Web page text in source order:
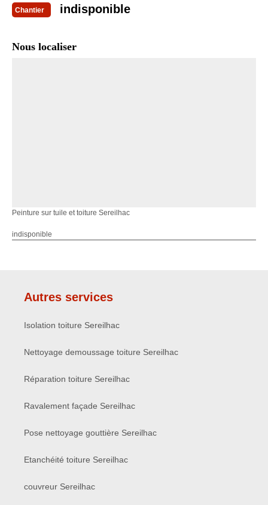
Chantier indisponible
Nous localiser
Peinture sur tuile et toiture Sereilhac
indisponible
Autres services
Isolation toiture Sereilhac
Nettoyage demoussage toiture Sereilhac
Réparation toiture Sereilhac
Ravalement façade Sereilhac
Pose nettoyage gouttière Sereilhac
Etanchéité toiture Sereilhac
couvreur Sereilhac